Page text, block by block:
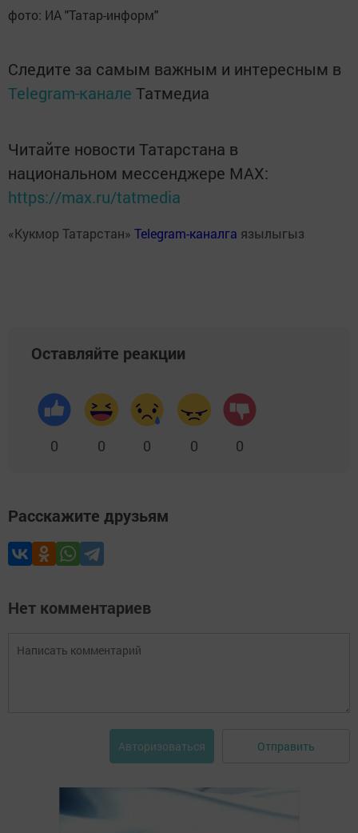
фото: ИА "Татар-информ"
Следите за самым важным и интересным в
Telegram-канале Татмедиа
Читайте новости Татарстана в
национальном мессенджере MАХ:
https://max.ru/tatmedia
«Кукмор Татарстан» Telegram-каналга язылыгыз
Оставляйте реакции
0 0 0 0 0
Расскажите друзьям
Нет комментариев
Авторизоваться Отправить